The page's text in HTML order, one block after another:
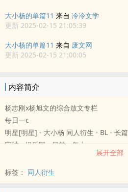
大小杨的单篇11 来自 冷冷文学
更新 2025-02-15 21:05:39
大小杨的单篇11 来自 废文网
更新 2025-02-15 21:00:05
内容简介
杨志刚x杨旭文的综合放文专栏
每日一c
明星[明星] - 大小杨 同人衍生 - BL - 长篇
完结 - 娱乐圈 - 日常 - 年上
我想了想还是开设一个综合书籍
这里是杨志刚（攻）x杨旭文（受）同人文
展开全部
标签： 同人衍生